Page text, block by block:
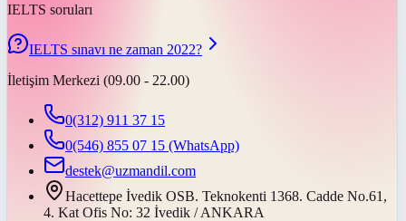
IELTS soruları
IELTS sınavı ne zaman 2022?
İletişim Merkezi (09.00 - 22.00)
0(312) 911 37 15
0(546) 855 07 15 (WhatsApp)
destek@uzmandil.com
Hacettepe İvedik OSB. Teknokenti 1368. Cadde No.61,
4. Kat Ofis No: 32 İvedik / ANKARA